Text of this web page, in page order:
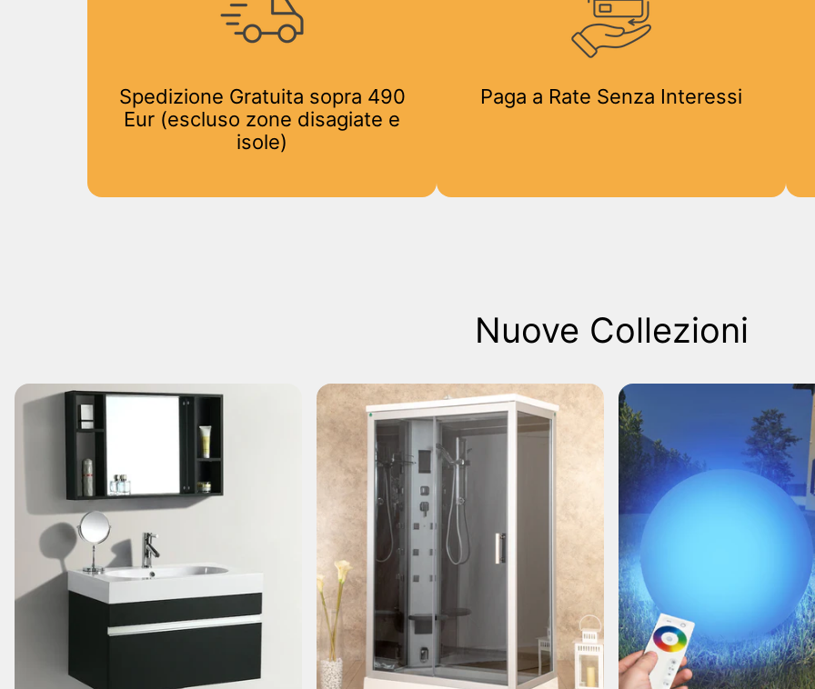
Spedizione Gratuita sopra 490
Eur (escluso zone disagiate e
isole)
Paga a Rate Senza Interessi
Nuove Collezioni